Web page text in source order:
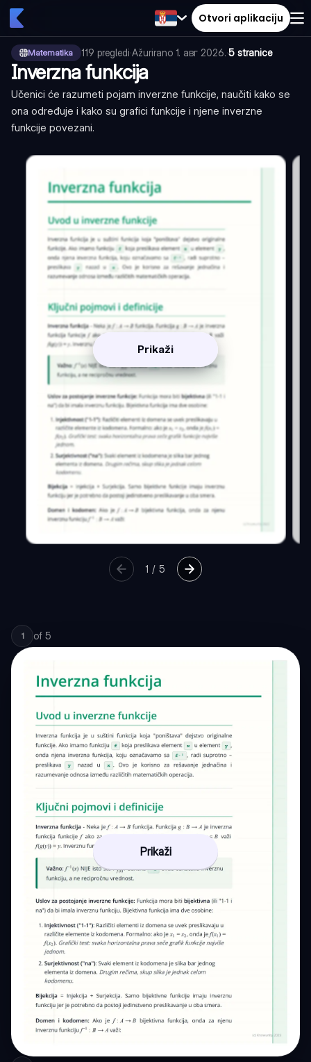
Otvori aplikaciju
Matematika 119 pregledi·Ažurirano 1. авг 2026.·5 stranice
Inverzna funkcija
Učenici će razumeti pojam inverzne funkcije, naučiti kako se
ona određuje i kako su grafici funkcije i njene inverzne
funkcije povezani.
Prikaži
1 /5
1 of 5
Prikaži